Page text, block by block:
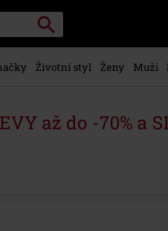
Vyhledávání
Životní styl Ženy Muži
až do -70% a